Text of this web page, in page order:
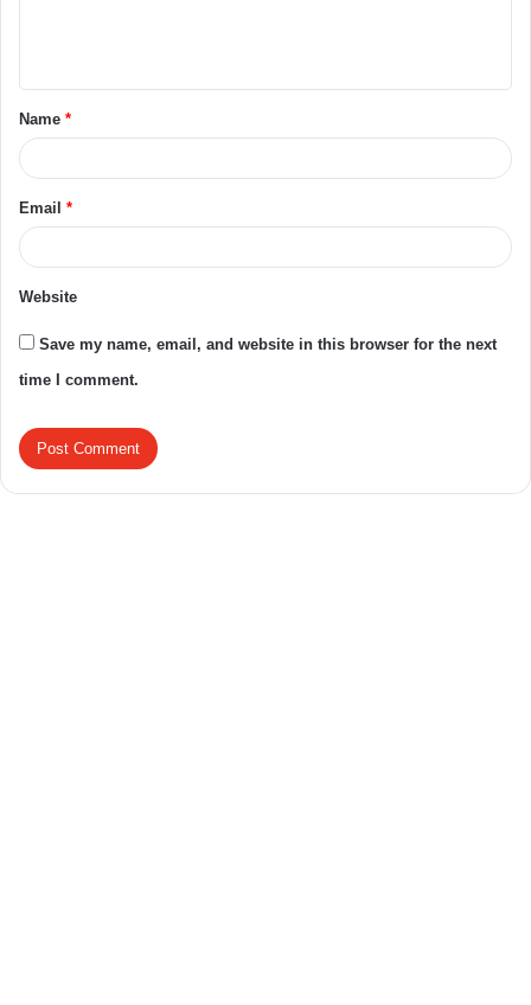
Name *
Email *
Website
Save my name, email, and website in this browser for the next
time I comment.